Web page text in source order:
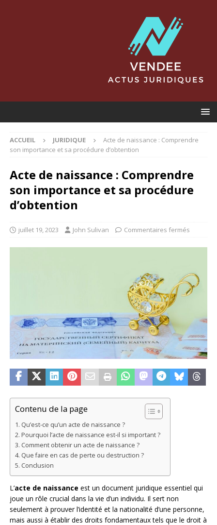
ACCUEIL JURIDIQUE
Acte de naissance : Comprendre
son importance et sa procédure d’obtention
Acte de naissance : Comprendre
son importance et sa procédure
d’obtention
juillet 19, 2023 John Sulivan Commentaires fermés
Contenu de la page
Qu’est-ce qu’un acte de naissance ?
Pourquoi l’acte de naissance est-il si important ?
Comment obtenir un acte de naissance ?
Que faire en cas de perte ou destruction ?
Conclusion
L’acte de naissance est un document juridique essentiel qui
joue un rôle crucial dans la vie d’un individu. Il sert non
seulement à prouver l’identité et la nationalité d’une personne,
mais aussi à établir des droits fondamentaux tels que le droit à